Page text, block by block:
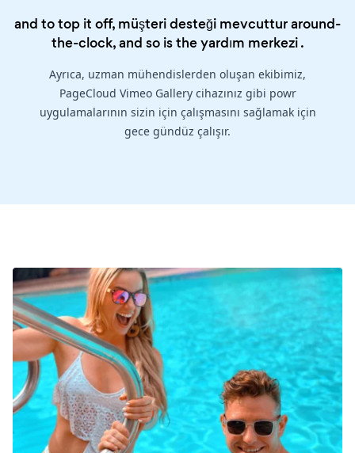
and to top it off, müşteri desteği mevcuttur around-
the-clock, and so is theyardım merkezi.
Ayrıca, uzman mühendislerden oluşan ekibimiz,
PageCloud Vimeo Gallery cihazınız gibi powr
uygulamalarının sizin için çalışmasını sağlamak için
gece gündüz çalışır.